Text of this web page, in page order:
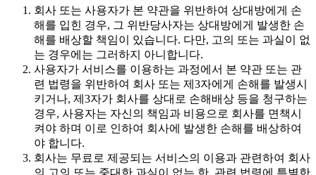
회사 또는 사용자가 본 약관을 위반하여 상대방에게 손
해를 입힌 경우, 그 위반당사자는 상대방에게 발생한 손
해를 배상할 책임이 있습니다. 다만, 고의 또는 과실이 없
는 경우에는 그러하지 아니합니다.
사용자가 서비스를 이용하는 과정에서 본 약관 또는 관
련 법령을 위반하여 회사 또는 제3자에게 손해를 발생시
키거나, 제3자가 회사를 상대로 손해배상 등을 청구하는
경우, 사용자는 자신의 책임과 비용으로 회사를 면책시
켜야 하며 이로 인하여 회사에 발생한 손해를 배상하여
야 합니다.
회사는 무료로 제공되는 서비스의 이용과 관련하여 회사
의 고의 또는 중대한 과실이 없는 한, 관련 법령에 특별한